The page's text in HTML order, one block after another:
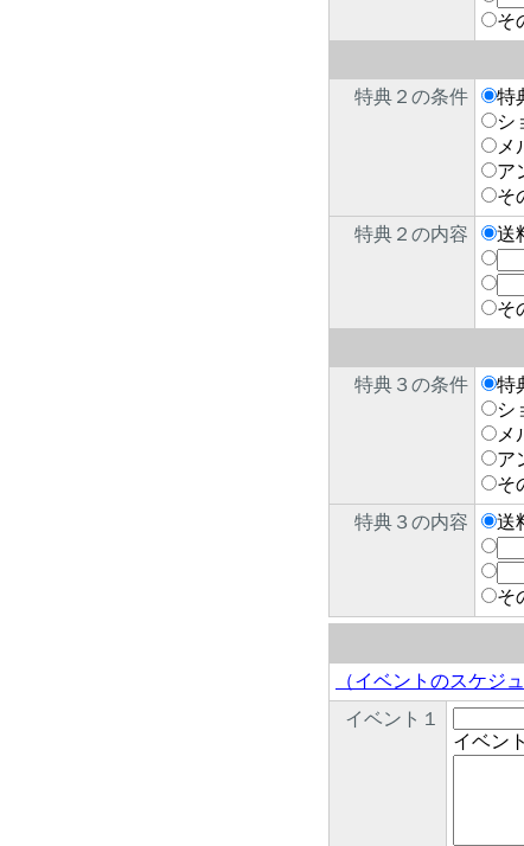
そ
特典２の条件
特
シ
メ
ア
そ
特典２の内容
送
そ
特典３の条件
特
シ
メ
ア
そ
特典３の内容
送
そ
（イベントのスケジ
イベント１
イベン